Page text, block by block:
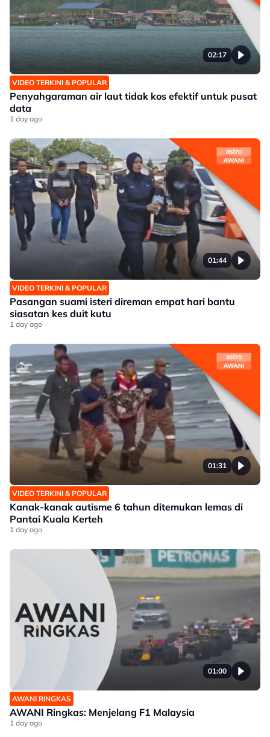
02:17
VIDEO TERKINI & POPULAR
Penyahgaraman air laut tidak kos efektif untuk pusat
data
1 day ago
01:44
VIDEO TERKINI & POPULAR
Pasangan suami isteri direman empat hari bantu
siasatan kes duit kutu
1 day ago
01:31
VIDEO TERKINI & POPULAR
Kanak-kanak autisme 6 tahun ditemukan lemas di
Pantai Kuala Kerteh
1 day ago
01:00
AWANI RINGKAS
AWANI Ringkas: Menjelang F1 Malaysia
1 day ago